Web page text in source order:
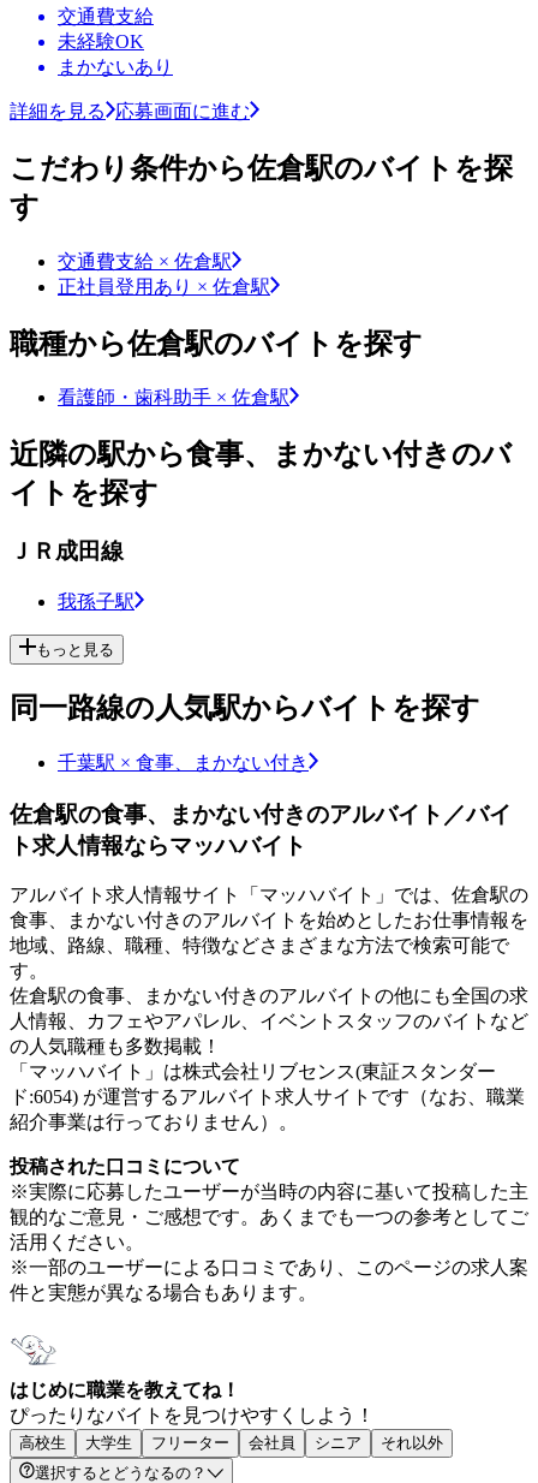
交通費支給
未経験OK
まかないあり
詳細を見る 応募画面に進む
こだわり条件から佐倉駅のバイトを探
す
交通費支給 × 佐倉駅
正社員登用あり × 佐倉駅
職種から佐倉駅のバイトを探す
看護師・歯科助手 × 佐倉駅
近隣の駅から食事、まかない付きのバ
イトを探す
ＪＲ成田線
我孫子駅
もっと見る
同一路線の人気駅からバイトを探す
千葉駅 × 食事、まかない付き
佐倉駅の食事、まかない付きのアルバイト／バイ
ト求人情報ならマッハバイト
アルバイト求人情報サイト「マッハバイト」では、佐倉駅の
食事、まかない付きのアルバイトを始めとしたお仕事情報を
地域、路線、職種、特徴などさまざまな方法で検索可能で
す。
佐倉駅の食事、まかない付きのアルバイトの他にも全国の求
人情報、カフェやアパレル、イベントスタッフのバイトなど
の人気職種も多数掲載！
「マッハバイト」は株式会社リブセンス(東証スタンダー
ド:6054) が運営するアルバイト求人サイトです（なお、職業
紹介事業は行っておりません）。
投稿された口コミについて
※実際に応募したユーザーが当時の内容に基いて投稿した主
観的なご意見・ご感想です。あくまでも一つの参考としてご
活用ください。
※一部のユーザーによる口コミであり、このページの求人案
件と実態が異なる場合もあります。
はじめに職業を教えてね！
ぴったりなバイトを見つけやすくしよう！
高校生 大学生 フリーター 会社員 シニア
それ以外
選択するとどうなるの？